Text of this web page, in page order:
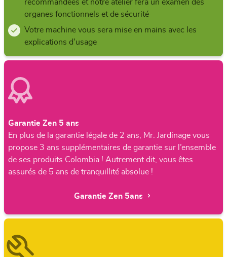
recommandées et notre atelier fera un examen des
organes fonctionnels et de sécurité
Votre machine vous sera mise en mains avec les
explications d'usage
Garantie Zen 5 ans
En plus de la garantie légale de 2 ans, Mr. Jardinage vous
propose 3 ans supplémentaires de garantie sur l’ensemble
de ses produits Colombia ! Autrement dit, vous êtes
assurés de 5 ans de tranquillité absolue !
Garantie Zen 5ans